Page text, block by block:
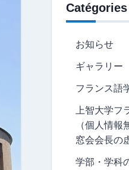
Catégories
お知らせ
ギャラリー
フランス語
上智大学フ
（個人情
窓会会長の
学部・学科